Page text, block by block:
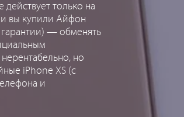
только на
вы купили Айфон
— обменять
но
iPhone XS (с
и